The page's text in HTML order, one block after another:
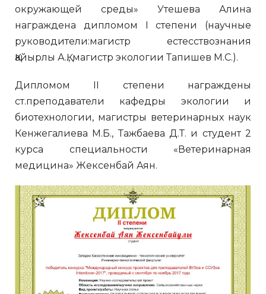
окружающей среды» Утешева Алина
награждена дипломом I степени (научные
руководители:магистр естесствознания
Қайырлы А.Қ., магистр экологии Тапишев М.С.).
Дипломом II степени награждены
ст.преподаватели кафедры экологии и
биотехнологии, магистры ветеринарных наук
Кенжегалиева М.Б., Тажбаева Д.Т. и студент 2
курса специальности «Ветеринарная
медицина» Жексенбай Аян.